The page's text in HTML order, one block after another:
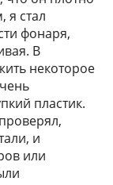
я стал
фонаря,
В
некоторое
пластик.
и
или